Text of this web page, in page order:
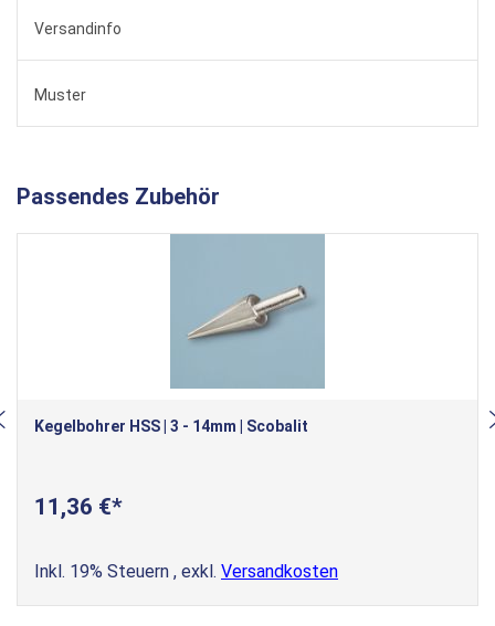
Versandinfo
Muster
Passendes Zubehör
Kegelbohrer HSS | 3 - 14mm | Scobalit
11,36 €
Inkl. 19% Steuern , exkl. Versandkosten